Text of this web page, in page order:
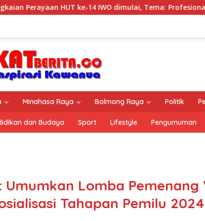
HUT ke-14 IWO dimulai, Tema: Profesionalisme
Minahasa Raya Bolmong Raya Politik
dan Budaya Sport Lifestyle Pengumuman
Umumkan Lomba Pemenang
Tahapan Pemilu 2024